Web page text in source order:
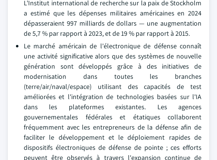
L'Institut international de recherche sur la paix de Stockholm
a estimé que les dépenses militaires américaines en 2024
dépasseraient 997 milliards de dollars — une augmentation
de 5,7 % par rapport à 2023, et de 19 % par rapport à 2015.
Le marché américain de l'électronique de défense connaît
une activité significative alors que des systèmes de nouvelle
génération sont développés grâce à des initiatives de
modernisation dans toutes les branches
(terre/air/naval/espace) utilisant des capacités de test
améliorées et l'intégration de technologies basées sur l'IA
dans les plateformes existantes. Les agences
gouvernementales fédérales et étatiques collaborent
fréquemment avec les entrepreneurs de la défense afin de
faciliter le développement et le déploiement rapides de
dispositifs électroniques de défense de pointe ; ces efforts
peuvent être observés à travers l'expansion continue de